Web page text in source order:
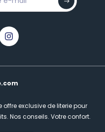
offre exclusive de literie pour
Nos conseils. Votre confort.